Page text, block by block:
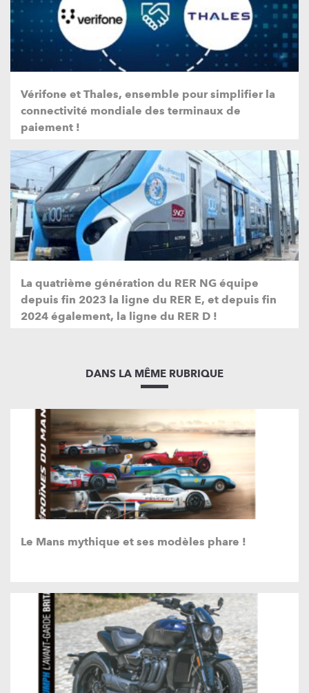
Vérifone et Thales, ensemble pour simplifier la
connectivité mondiale des terminaux de
paiement !
La quatrième génération du RER NG équipe
depuis fin 2023 la ligne du RER E, et depuis fin
2024 également, la ligne du RER D !
DANS LA MÊME RUBRIQUE
Le Mans mythique et ses modèles phare !